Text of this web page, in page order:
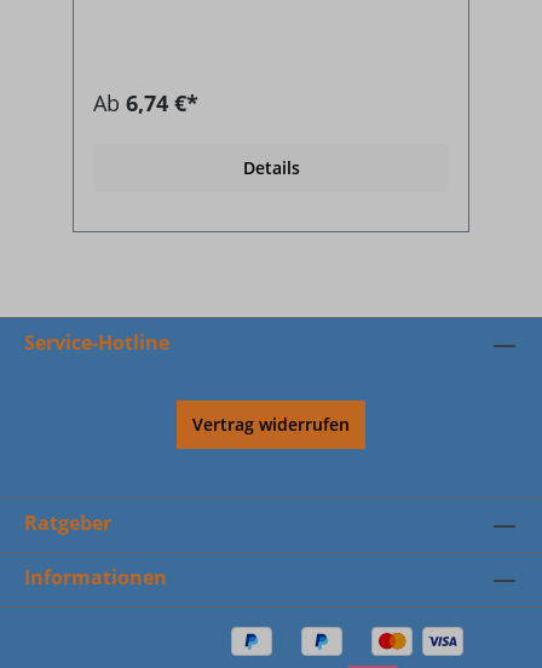
Ab 6,74 €*
Details
Service-Hotline
Vertrag widerrufen
Ratgeber
Informationen